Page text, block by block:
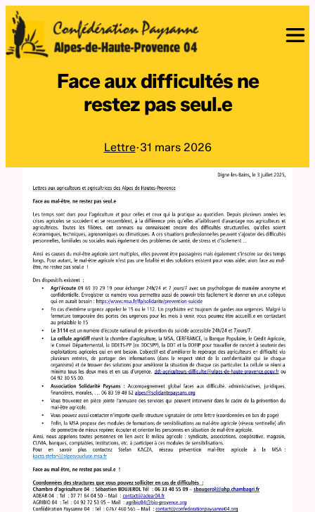
Face aux difficultés ne
restez pas seul.e
Lettre·31 mars 2026